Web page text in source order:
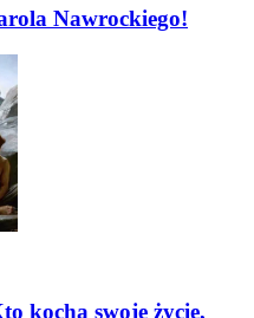
Nawrockiego!
kocha swoje życie,